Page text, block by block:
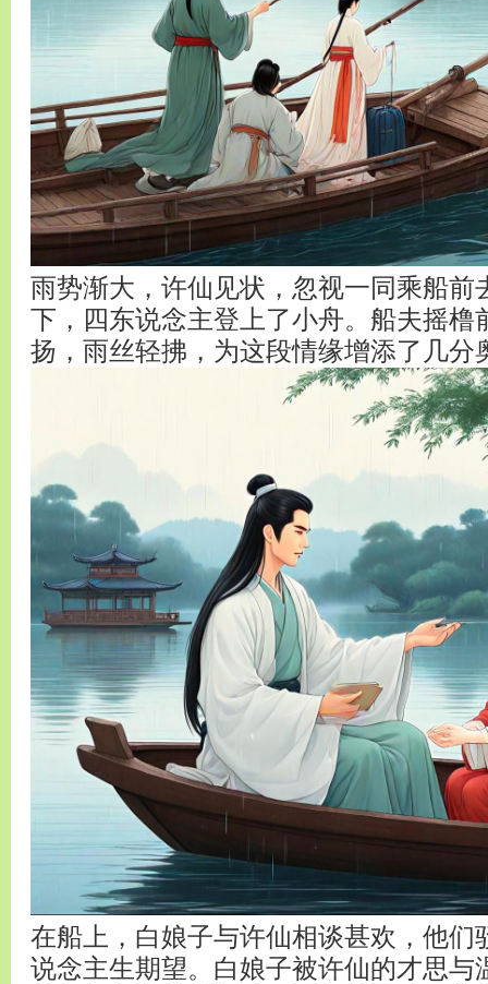
雨势渐大，许仙见状，忽视一同乘船前
下，四东说念主登上了小舟。船夫摇橹
扬，雨丝轻拂，为这段情缘增添了几分
在船上，白娘子与许仙相谈甚欢，他们
说念主生期望。白娘子被许仙的才思与